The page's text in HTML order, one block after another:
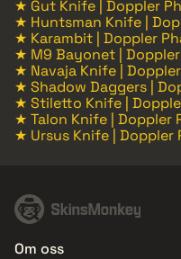
★ Gut Knife | Doppler
★ Huntsman Knife |
★ Karambit | Doppler
★ M9 Bayonet | Doppler
★ Navaja Knife |
★ Shadow Daggers |
★ Stiletto Knife |
★ Talon Knife | Doppler
★ Ursus Knife | Doppler
Om oss